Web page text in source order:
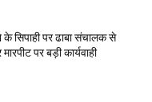
सिपाही पर ढाबा संचालक से
पर बड़ी कार्यवाही